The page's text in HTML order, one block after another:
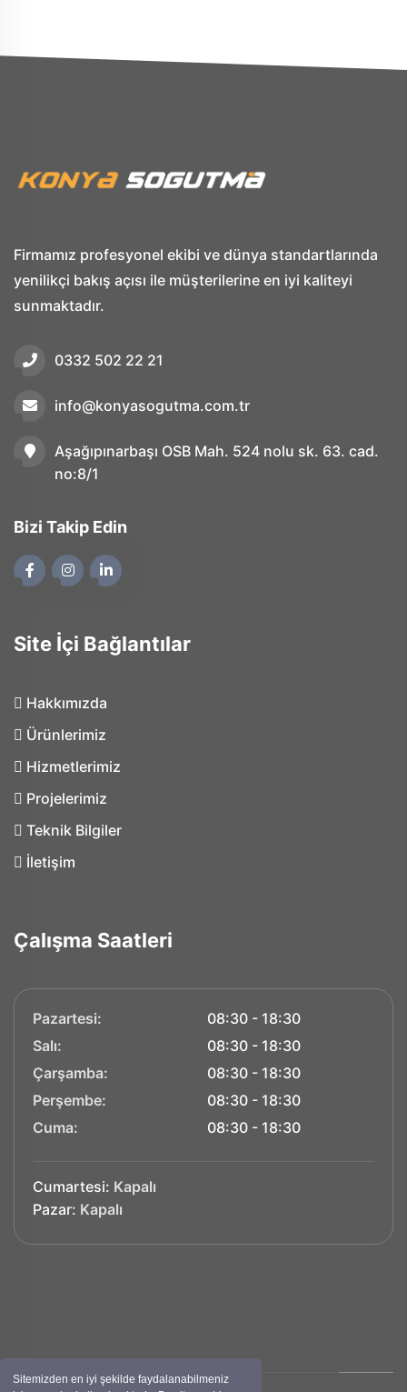
Sitemizden en iyi şekilde faydalanabilmeniz
Firmamız profesyonel ekibi ve dünya standartlarında
yenilikçi bakış açısı ile müşterilerine en iyi kaliteyi
sunmaktadır.
0332 502 22 21
info@konyasogutma.com.tr
Aşağıpınarbaşı OSB Mah. 524 nolu sk. 63. cad.
no:8/1
Bizi Takip Edin
Site İçi Bağlantılar
Hakkımızda
Ürünlerimiz
Hizmetlerimiz
Projelerimiz
Teknik Bilgiler
İletişim
Çalışma Saatleri
Pazartesi:
08:30 - 18:30
Salı:
08:30 - 18:30
Çarşamba:
08:30 - 18:30
Perşembe:
08:30 - 18:30
Cuma:
08:30 - 18:30
Cumartesi: Kapalı
Pazar: Kapalı